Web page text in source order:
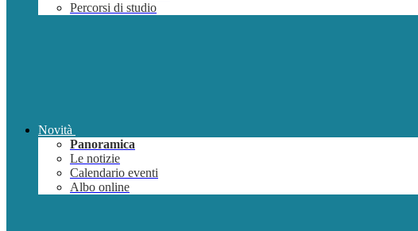
Percorsi di studio
Novità
Panoramica
Le notizie
Calendario eventi
Albo online